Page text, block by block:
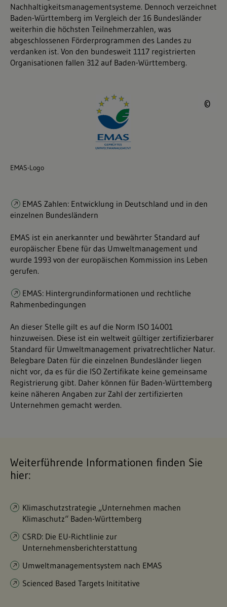
Nachhaltigkeitsmanagementsysteme. Dennoch verzeichnet
Baden-Württemberg im Vergleich der 16 Bundesländer
weiterhin die höchsten Teilnehmerzahlen, was
abgeschlossenen Förderprogrammen des Landes zu
verdanken ist. Von den bundesweit 1117 registrierten
Organisationen fallen 312 auf Baden-Württemberg.
©
EMAS-Logo
EMAS Zahlen: Entwicklung in Deutschland und in den
einzelnen Bundesländern
EMAS ist ein anerkannter und bewährter Standard auf
europäischer Ebene für das Umweltmanagement und
wurde 1993 von der europäischen Kommission ins Leben
gerufen.
EMAS: Hintergrundinformationen und rechtliche
Rahmenbedingungen
An dieser Stelle gilt es auf die Norm ISO 14001
hinzuweisen. Diese ist ein weltweit gültiger zertifizierbarer
Standard für Umweltmanagement privatrechtlicher Natur.
Belegbare Daten für die einzelnen Bundesländer liegen
nicht vor, da es für die ISO Zertifikate keine gemeinsame
Registrierung gibt. Daher können für Baden-Württemberg
keine näheren Angaben zur Zahl der zertifizierten
Unternehmen gemacht werden.
Weiterführende Informationen finden Sie
hier:
Klimaschutzstrategie „Unternehmen machen
Klimaschutz“ Baden-Württemberg
CSRD: Die EU-Richtlinie zur
Unternehmensberichterstattung
Umweltmanagementsystem nach EMAS
Scienced Based Targets Inititative